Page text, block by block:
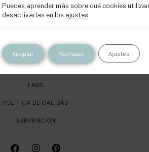
CONTACTO
TRABAJA CON NOSOTROS
FAQS
POLÍTICA DE CALIDAD
SUBVENCIÓN
Puedes aprender más sobre qué cookies
desactivarlas en los ajustes.
Aceptar Rechazar Ajustes